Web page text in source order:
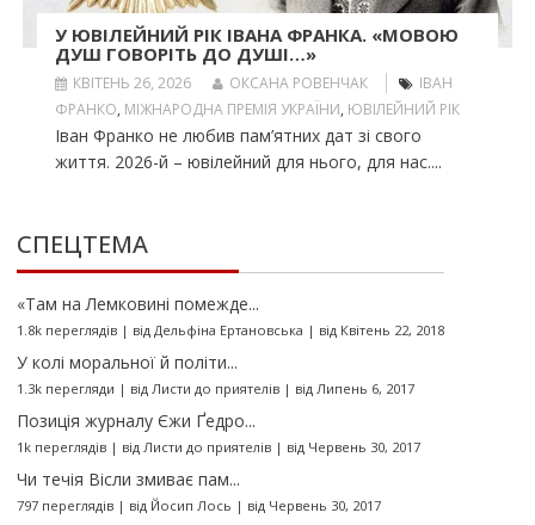
У ЮВІЛЕЙНИЙ РІК ІВАНА ФРАНКА. «МОВОЮ
ДУШ ГОВОРІТЬ ДО ДУШІ…»
КВІТЕНЬ 26, 2026 ОКСАНА РОВЕНЧАК
ІВАН
ФРАНКО, МІЖНАРОДНА ПРЕМІЯ УКРАЇНИ, ЮВІЛЕЙНИЙ РІК
Іван Франко не любив пам’ятних дат зі свого
життя. 2026-й – ювілейний для нього, для нас....
СПЕЦТЕМА
«Там на Лемковині помежде...
1.8k переглядів| від Дельфіна Ертановська | від Квітень 22, 2018
У колі моральної й політи...
1.3k перегляди | від Листи до приятелів| від Липень 6, 2017
Позиція журналу Єжи Ґедро...
1k переглядів| від Листи до приятелів| від Червень 30, 2017
Чи течія Вісли змиває пам...
797 переглядів| від Йосип Лось | від Червень 30, 2017